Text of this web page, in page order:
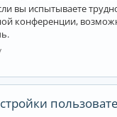
вы испытываете
конференции,